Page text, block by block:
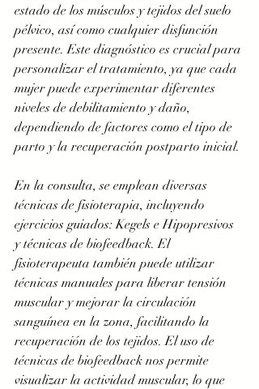
estado de los músculos y tejidos del suelo
pélvico, así como cualquier disfunción
presente. Este diagnóstico es crucial para
personalizar el tratamiento, ya que cada
mujer puede experimentar diferentes
niveles de debilitamiento y daño,
dependiendo de factores como el tipo de
parto y la recuperación postparto inicial.
En la consulta, se emplean diversas
técnicas de fisioterapia, incluyendo
ejercicios guiados: Kegels e Hipopresivos
y técnicas de biofeedback. El
fisioterapeuta también puede utilizar
técnicas manuales para liberar tensión
muscular y mejorar la circulación
sanguínea en la zona, facilitando la
recuperación de los tejidos. El uso de
técnicas de biofeedback nos permite
visualizar la actividad muscular, lo que